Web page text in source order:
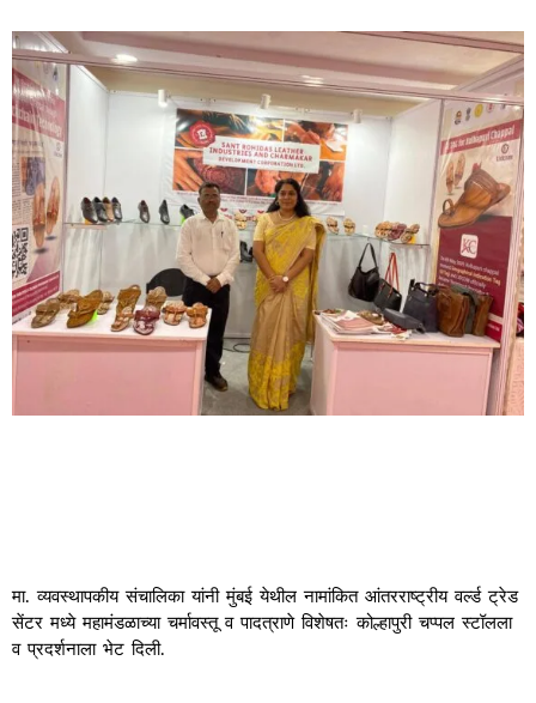
मा. व्यवस्थापकीय संचालिका यांनी मुंबई येथील नामांकित आंतरराष्ट्रीय वर्ल्ड ट्रेड
सेंटर मध्ये महामंडळाच्या चर्मावस्तू व पादत्राणे विशेषतः कोल्हापुरी चप्पल स्टॉलला
व प्रदर्शनाला भेट दिली.